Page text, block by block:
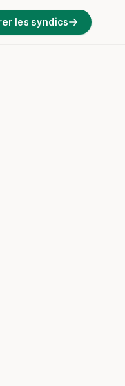
les syndics